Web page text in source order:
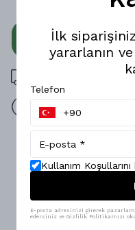
3000 TL üzeri
14 gün içinde iade
Ürün Açıklaması
Konfor ve şıklığın
kumaşın yumuşak
gün boyu konfor sağlar.;
kombin imkanı sunar.;
otururken, özel gömlek
premium bir görünüm
İlk
yararlanın
Telefon
Kullanım
E-posta adresinizi girerek
edersiniz ve Gizlilik Politikamızı